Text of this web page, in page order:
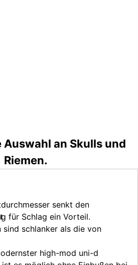
an Skulls und
Riemen.
senkt den
für Schlag ein Vorteil.
sind schlanker als die von
high-mod uni-d